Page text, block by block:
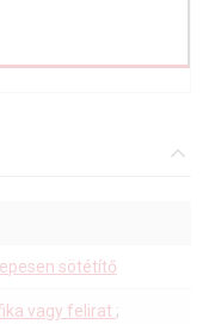
sötétítő
vagy felirat ;